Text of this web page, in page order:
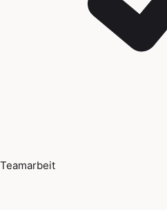
Teamarbeit